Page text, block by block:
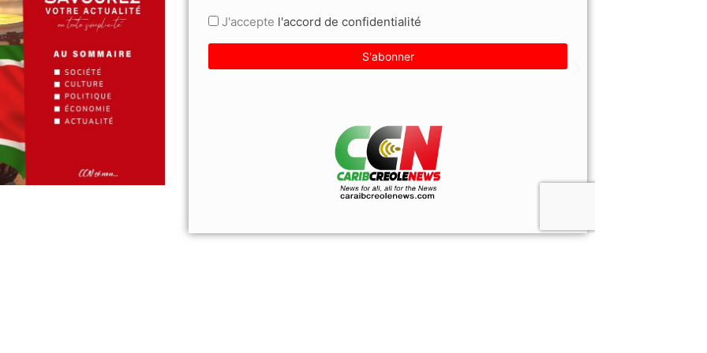
J'acceptel'accord de confidentialité